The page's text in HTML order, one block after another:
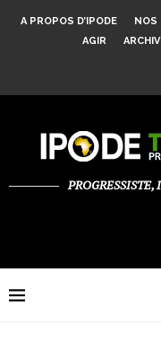
A PROPOS D’IPODE NOS
AGIR